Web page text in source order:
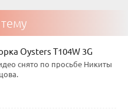
Oysters T104W 3G
снято по просьбе Никиты